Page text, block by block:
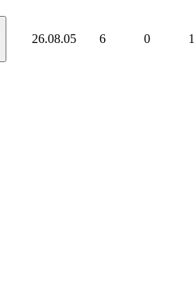
26.08.05 6 0 1